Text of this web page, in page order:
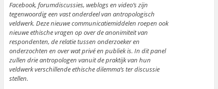
Facebook, forumdiscussies, weblogs en video’s zijn
tegenwoordig een vast onderdeel van antropologisch
veldwerk. Deze nieuwe communicatiemiddelen roepen ook
nieuwe ethische vragen op over de anonimiteit van
respondenten, de relatie tussen onderzoeker en
onderzochten en over wat privé en publiek is. In dit panel
zullen drie antropologen vanuit de praktijk van hun
veldwerk verschillende ethische dilemma’s ter discussie
stellen.